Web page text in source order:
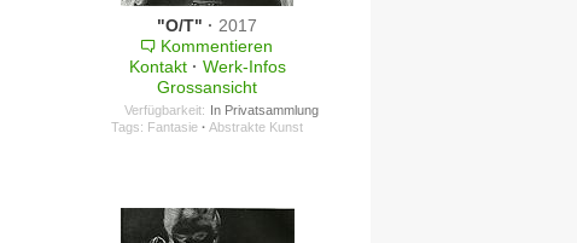
"O/T" · 2017
Kommentieren
Kontakt · Werk-Infos
Grossansicht
Verfügbarkeit: In Privatsammlung
Tags: Fantasie · Abstrakte Kunst